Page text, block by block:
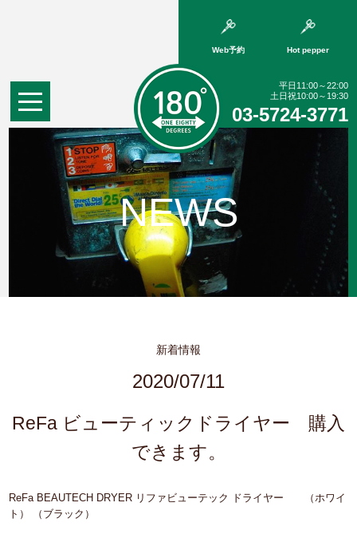
Web予約 Hot pepper
平日11:00～22:00
土日祝10:00～19:30
03-5724-3771
NEWS
新着情報
2020/07/11
ReFa ビューティックドライヤー 購入
できます。
ReFa BEAUTECH DRYER リファビューテック ドライヤー （ホワイ
ト） （ブラック）